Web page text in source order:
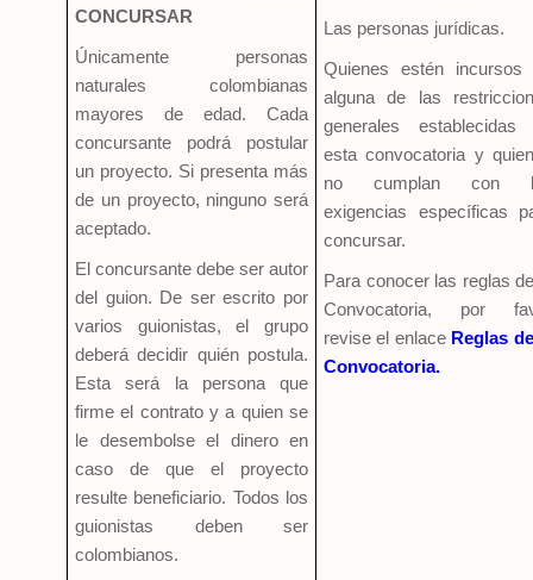
CONCURSAR
Únicamente personas
naturales colombianas
mayores de edad. Cada
concursante podrá postular
un proyecto. Si presenta más
de un proyecto, ninguno será
aceptado.
El concursante debe ser autor
del guion. De ser escrito por
varios guionistas, el grupo
deberá decidir quién postula.
Esta será la persona que
firme el contrato y a quien se
le desembolse el dinero en
caso de que el proyecto
resulte beneficiario. Todos los
guionistas deben ser
colombianos.
Las personas jurídicas.
Quienes estén incursos
alguna de las
generales establecidas
esta convocatoria y
no cumplan con
exigencias específicas
concursar.
Para conocer las reglas
Convocatoria, por
revise el enlace Reglas
Convocatoria.